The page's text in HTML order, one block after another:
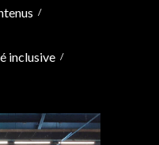
inclusive